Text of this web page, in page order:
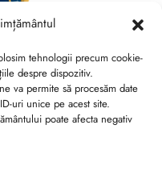
tehnologii precum cookie-
despre dispozitiv.
va permite să procesăm date
uri unice pe acest site.
poate afecta negativ
S.R.L.
Cod CAEN 1520
2, Bucuresti